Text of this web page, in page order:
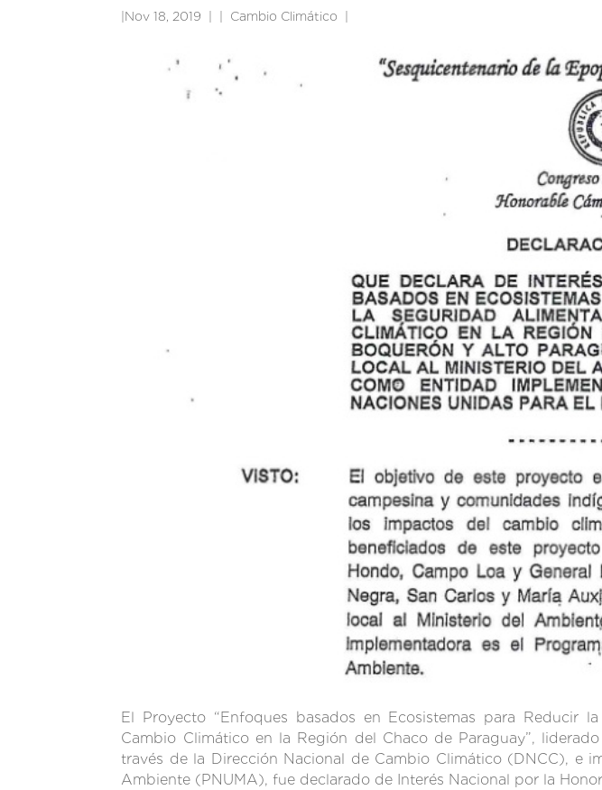
Nov 18, 2019 Cambio Climático
El Proyecto “Enfoques basados en Ecosistemas para Reducir
Cambio Climático en la Región del Chaco de Paraguay”,
través de la Dirección Nacional de Cambio Climático (DNCC), e
Ambiente (PNUMA), fue declarado de Interés Nacional por la